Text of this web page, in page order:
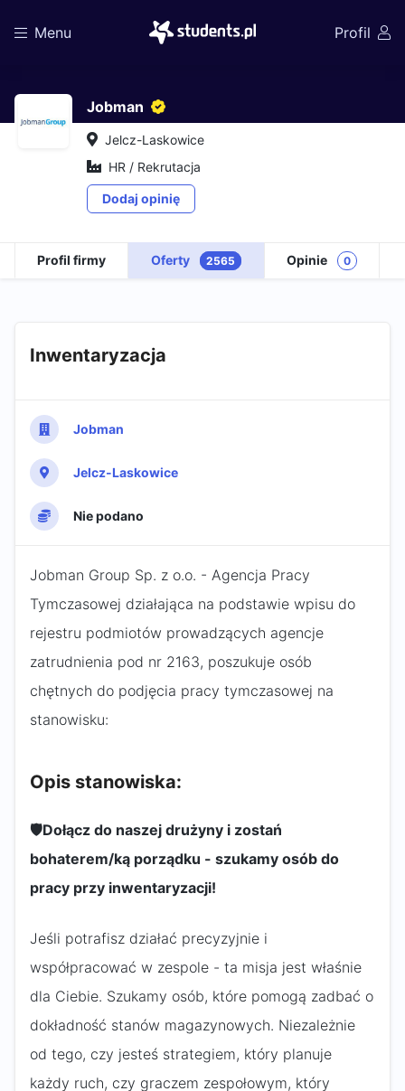
Menu Profil
Jobman
Jelcz-Laskowice
HR / Rekrutacja
Dodaj opinię
Profil firmy Oferty 2565 Opinie 0
Inwentaryzacja
Jobman
Jelcz-Laskowice
Nie podano
Jobman Group Sp. z o.o. - Agencja Pracy
Tymczasowej działająca na podstawie wpisu do
rejestru podmiotów prowadzących agencje
zatrudnienia pod nr 2163, poszukuje osób
chętnych do podjęcia pracy tymczasowej na
stanowisku:
Opis stanowiska:
🛡️Dołącz do naszej drużyny i zostań
bohaterem/ką porządku - szukamy osób do
pracy przy inwentaryzacji!
Jeśli potrafisz działać precyzyjnie i
współpracować w zespole - ta misja jest właśnie
dla Ciebie. Szukamy osób, które pomogą zadbać o
dokładność stanów magazynowych. Niezależnie
od tego, czy jesteś strategiem, który planuje
każdy ruch, czy graczem zespołowym, który